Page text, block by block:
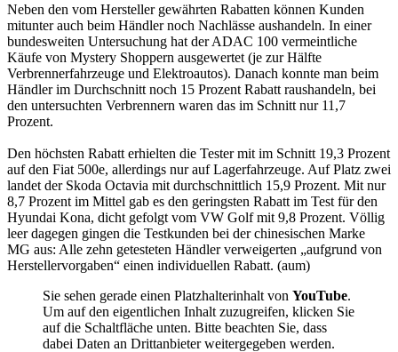
Neben den vom Hersteller gewährten Rabatten können Kunden
mitunter auch beim Händler noch Nachlässe aushandeln. In einer
bundesweiten Untersuchung hat der ADAC 100 vermeintliche
Käufe von Mystery Shoppern ausgewertet (je zur Hälfte
Verbrennerfahrzeuge und Elektroautos). Danach konnte man beim
Händler im Durchschnitt noch 15 Prozent Rabatt raushandeln, bei
den untersuchten Verbrennern waren das im Schnitt nur 11,7
Prozent.
Den höchsten Rabatt erhielten die Tester mit im Schnitt 19,3 Prozent
auf den Fiat 500e, allerdings nur auf Lagerfahrzeuge. Auf Platz zwei
landet der Skoda Octavia mit durchschnittlich 15,9 Prozent. Mit nur
8,7 Prozent im Mittel gab es den geringsten Rabatt im Test für den
Hyundai Kona, dicht gefolgt vom VW Golf mit 9,8 Prozent. Völlig
leer dagegen gingen die Testkunden bei der chinesischen Marke
MG aus: Alle zehn getesteten Händler verweigerten „aufgrund von
Herstellervorgaben“ einen individuellen Rabatt. (aum)
Sie sehen gerade einen Platzhalterinhalt von YouTube.
Um auf den eigentlichen Inhalt zuzugreifen, klicken Sie
auf die Schaltfläche unten. Bitte beachten Sie, dass
dabei Daten an Drittanbieter weitergegeben werden.